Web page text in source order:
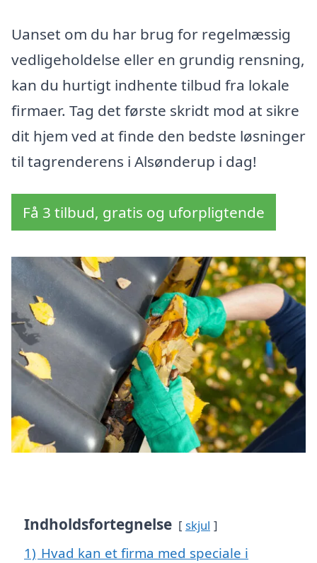
Uanset om du har brug for regelmæssig
vedligeholdelse eller en grundig rensning,
kan du hurtigt indhente tilbud fra lokale
firmaer. Tag det første skridt mod at sikre
dit hjem ved at finde den bedste løsninger
til tagrenderens i Alsønderup i dag!
Få 3 tilbud, gratis og uforpligtende
Indholdsfortegnelse skjul
1) Hvad kan et firma med speciale i